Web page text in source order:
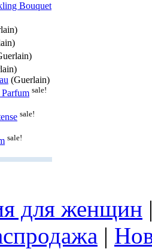
Bouquet
(Guerlain)
sale!
sale!
sale!
для женщин
|